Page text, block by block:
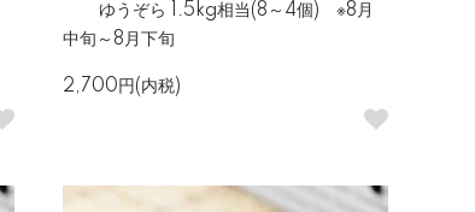
ゆうぞら 1.5kg相当(8～4個) ※8月
中旬～8月下旬
2,700円(内税)